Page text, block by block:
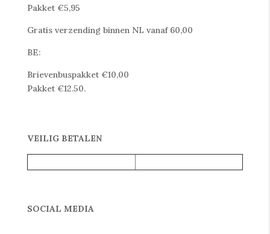
Pakket €5,95
Gratis verzending binnen NL vanaf 60,00
BE:
Brievenbuspakket €10,00
Pakket €12.50.
VEILIG BETALEN
SOCIAL MEDIA